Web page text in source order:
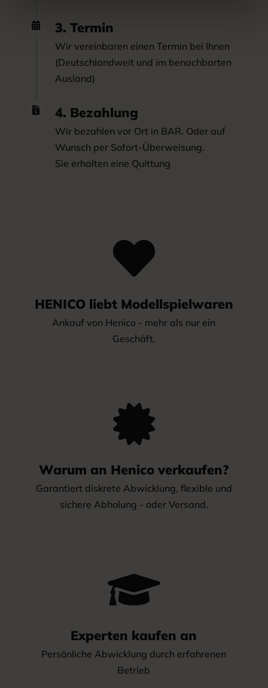
 3. Termin
Wir vereinbaren einen Termin bei Ihnen
(Deutschlandweit und im benachbarten
Ausland)
 4. Bezahlung
Wir bezahlen vor Ort in BAR. Oder auf
Wunsch per Sofort-Überweisung.
Sie erhalten eine Quittung

HENICO liebt Modellspielwaren
Ankauf von Henico - mehr als nur ein
Geschäft.

Warum an Henico verkaufen?
Garantiert diskrete Abwicklung, flexible und
sichere Abholung - oder Versand.

Experten kaufen an
Persönliche Abwicklung durch erfahrenen
Betrieb